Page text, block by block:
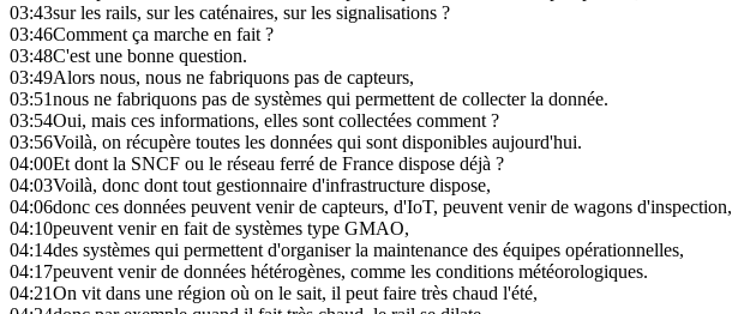
03:43sur les rails, sur les caténaires, sur les signalisations ?
03:46Comment ça marche en fait ?
03:48C'est une bonne question.
03:49Alors nous, nous ne fabriquons pas de capteurs,
03:51nous ne fabriquons pas de systèmes qui permettent de collecter la donnée.
03:54Oui, mais ces informations, elles sont collectées comment ?
03:56Voilà, on récupère toutes les données qui sont disponibles aujourd'hui.
04:00Et dont la SNCF ou le réseau ferré de France dispose déjà ?
04:03Voilà, donc dont tout gestionnaire d'infrastructure dispose,
04:06donc ces données peuvent venir de capteurs, d'IoT, peuvent venir de wagons d'inspection,
04:10peuvent venir en fait de systèmes type GMAO,
04:14des systèmes qui permettent d'organiser la maintenance des équipes opérationnelles,
04:17peuvent venir de données hétérogènes, comme les conditions météorologiques.
04:21On vit dans une région où on le sait, il peut faire très chaud l'été,